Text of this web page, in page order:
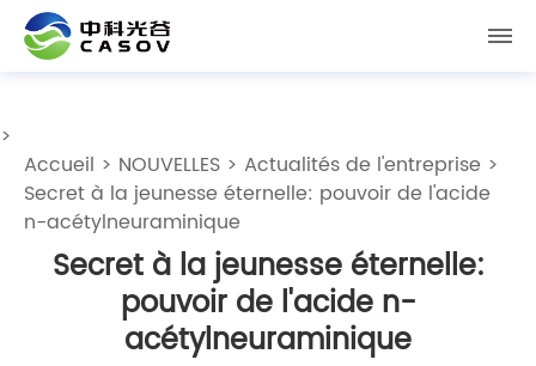
>
Accueil > NOUVELLES > Actualités de l'entreprise >
Secret à la jeunesse éternelle: pouvoir de l'acide
n-acétylneuraminique
Secret à la jeunesse éternelle:
pouvoir de l'acide n-
acétylneuraminique